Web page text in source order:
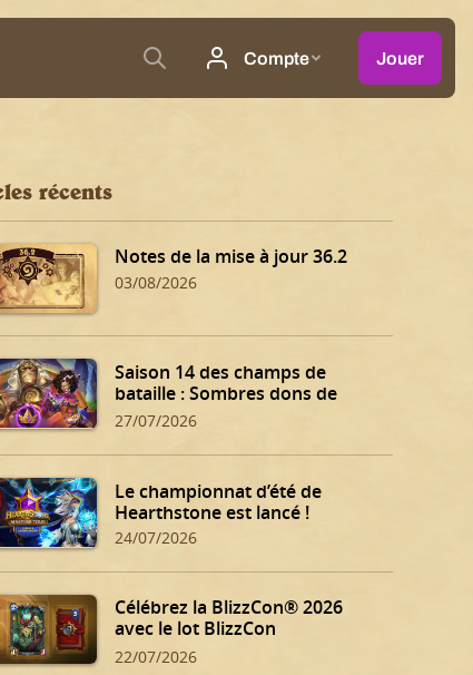
récents
Notes de la mise à jour 36.2
03/08/2026
Saison 14 des champs de
bataille : Sombres dons de
Dalaran !
27/07/2026
Le championnat d’été de
Hearthstone est lancé !
24/07/2026
Célébrez la BlizzCon® 2026
avec le lot BlizzCon
Hearthstone !
22/07/2026